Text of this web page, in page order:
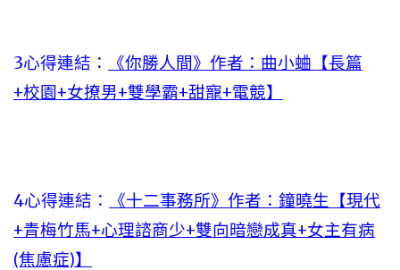
3心得連結：
《你勝人間》作者：曲小蛐【長篇
+校園+女撩男+雙學霸+甜寵+電競】
4心得連結：
《十二事務所》作者：鐘曉生【現代
+青梅竹馬+心理諮商少+雙向暗戀成真+女主有病
(焦慮症)】